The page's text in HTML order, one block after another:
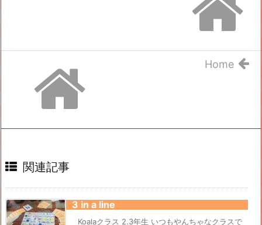
Home
関連記事
3 in a line
Koalaクラス 2.3年生 いつもやんちゃなクラスで